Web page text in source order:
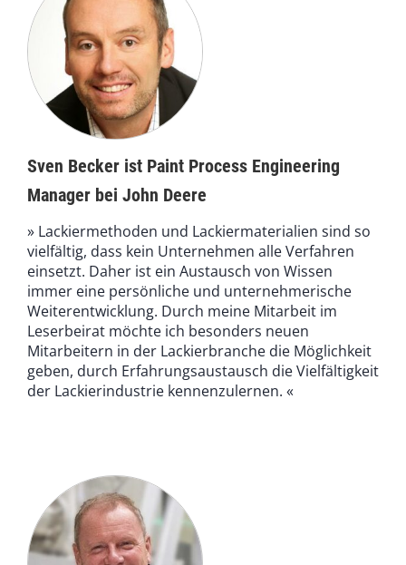
Sven Becker ist Paint Process Engineering
Manager bei John Deere
» Lackiermethoden und Lackiermaterialien sind so
vielfältig, dass kein Unternehmen alle Verfahren
einsetzt. Daher ist ein Austausch von Wissen
immer eine persönliche und unternehmerische
Weiterentwicklung. Durch meine Mitarbeit im
Leserbeirat möchte ich besonders neuen
Mitarbeitern in der Lackierbranche die Möglichkeit
geben, durch Erfahrungsaustausch die Vielfältigkeit
der Lackierindustrie kennenzulernen. «